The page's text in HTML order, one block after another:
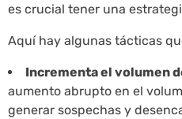
es crucial tener una
Aquí hay algunas tácticas
Incrementa el volumen
aumento abrupto en el
generar sospechas y